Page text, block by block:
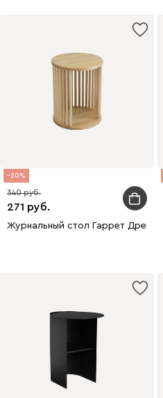
20
271
340
Журнальный стол Гаррет